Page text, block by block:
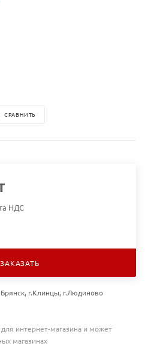
СРАВНИТЬ
НДС
ЗАКАЗАТЬ
г.Клинцы, г.Людиново
интернет-магазина и может
магазинах